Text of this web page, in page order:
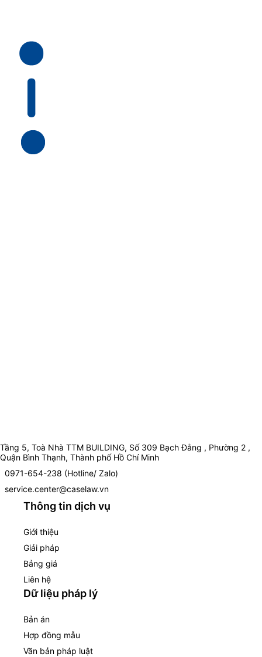
Tầng 5, Toà Nhà TTM BUILDING, Số 309 Bạch Đằng , Phường 2 ,
Quận Bình Thạnh, Thành phố Hồ Chí Minh
0971-654-238 (Hotline/ Zalo)
service.center@caselaw.vn
Thông tin dịch vụ
Giới thiệu
Giải pháp
Bảng giá
Liên hệ
Dữ liệu pháp lý
Bản án
Hợp đồng mẫu
Văn bản pháp luật